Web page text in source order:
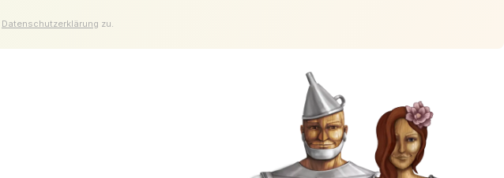
Datenschutzerklärung zu.